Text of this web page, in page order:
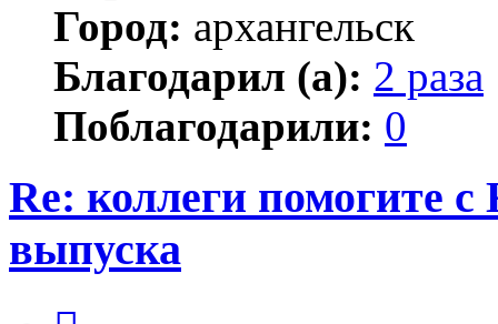
Город: архангельск
Благодарил (а): 2 раза
Поблагодарили: 0
Re: коллеги помогите
выпуска